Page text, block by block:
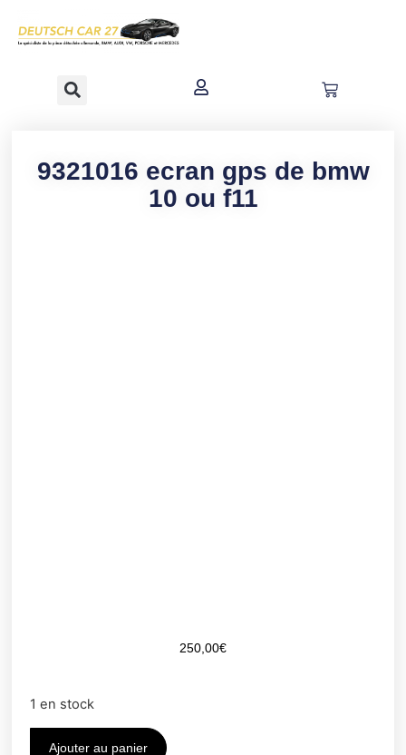
principal
9321016 ecran gps de bmw
10 ou f11
250,00€
1 en stock
Ajouter au panier